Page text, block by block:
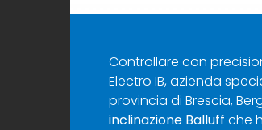
Controllare con
Electro IB, azienda
provincia di Brescia,
inclinazione Balluff che